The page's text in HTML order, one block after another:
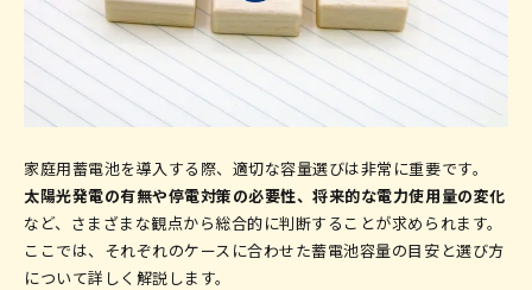
家庭用蓄電池を導入する際、適切な容量選びは非常に重要です。
太陽光発電の有無や停電対策の必要性、将来的な電力使用量の変化
など、さまざまな観点から総合的に判断することが求められます。
ここでは、それぞれのケースに合わせた蓄電池容量の目安と選び方
について詳しく解説します。